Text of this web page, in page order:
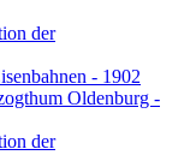
der
- 1902
Oldenburg -
der